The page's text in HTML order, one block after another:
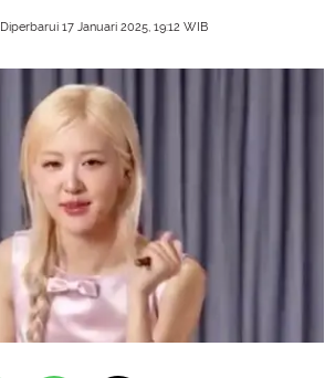
Diperbarui 17 Januari 2025, 19:12 WIB